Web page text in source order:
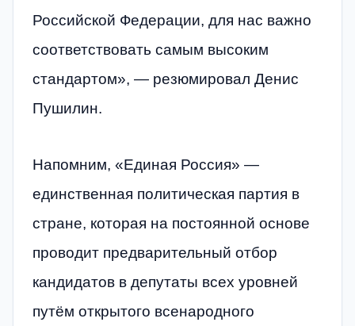
Российской Федерации, для нас важно
соответствовать самым высоким
стандартом», — резюмировал Денис
Пушилин.
Напомним, «Единая Россия» —
единственная политическая партия в
стране, которая на постоянной основе
проводит предварительный отбор
кандидатов в депутаты всех уровней
путём открытого всенародного